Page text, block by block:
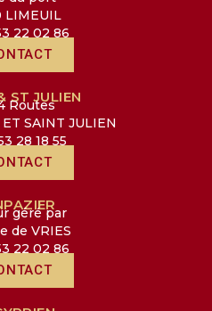
LIMEUIL
22 02 86
ST JULIEN
Routes
SAINT JULIEN
28 18 55
géré par
de VRIES
22 02 86